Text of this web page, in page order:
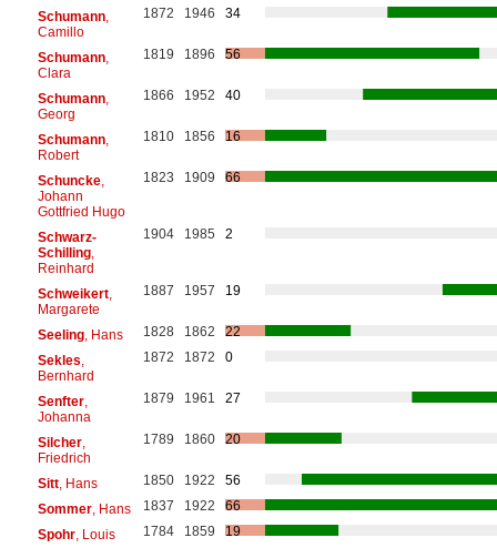
Schumann,
Camillo
1872 1946 34
Schumann,
Clara
1819 1896 56
Schumann,
Georg
1866 1952 40
Schumann,
Robert
1810 1856 16
Schuncke,
Johann
Gottfried Hugo
1823 1909 66
Schwarz-
Schilling,
Reinhard
1904 1985 2
Schweikert,
Margarete
1887 1957 19
Seeling, Hans 1828 1862
22
Sekles
Bernhard
1872 1872 0
Senfter,
Johanna
1879 1961 27
Silcher,
Friedrich
1789 1860 20
Sitt, Hans 1850 1922
56
Sommer, Hans 1837 1922
66
Spohr, Louis 1784 1859
19